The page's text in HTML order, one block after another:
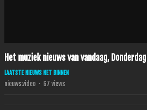
Het muziek nieuws van vandaag,
LAATSTE NIEUWS NET BINNEN
nieuws.video · 67 views